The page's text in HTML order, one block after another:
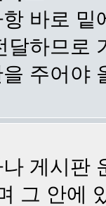
바로
달하므로
주어야
게시판
그 안에